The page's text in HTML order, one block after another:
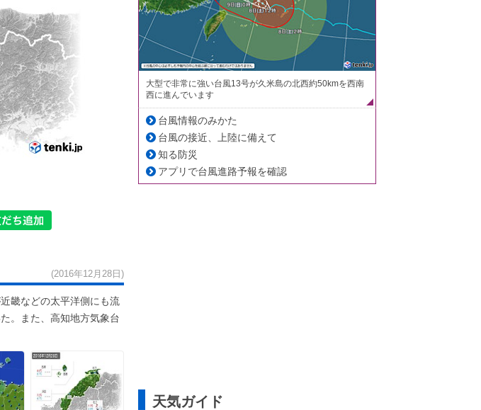
(2016年12月28日)
畿などの太平洋側にも流
。また、高知地方気象台
大型で非常に強い台風13号が久米島の北西約50kmを西南
西に進んでいます
台風情報のみかた
台風の接近、上陸に備えて
知る防災
アプリで台風進路予報を確認
天気ガイド